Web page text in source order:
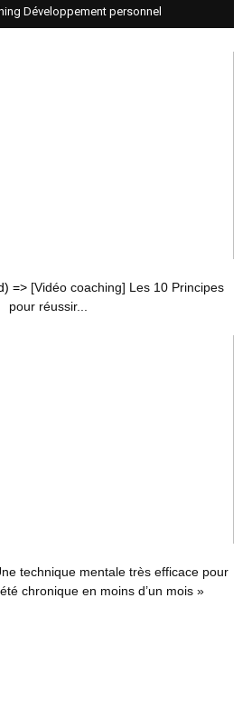
Développement personnel
=> [Vidéo coaching] Les 10 Principes
pour réussir...
technique mentale très efficace pour
chronique en moins d’un mois »